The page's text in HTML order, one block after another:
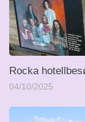
Rocka
04/10/2025